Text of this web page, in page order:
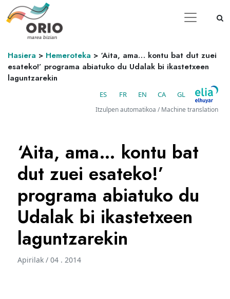
Hasiera > Hemeroteka > ‘Aita, ama… kontu bat dut zuei
esateko!’ programa abiatuko du Udalak bi ikastetxeen
laguntzarekin
ES FR EN CA GL
Itzulpen automatikoa / Machine translation
‘Aita, ama… kontu bat
dut zuei esateko!’
programa abiatuko du
Udalak bi ikastetxeen
laguntzarekin
Apirilak / 04 . 2014